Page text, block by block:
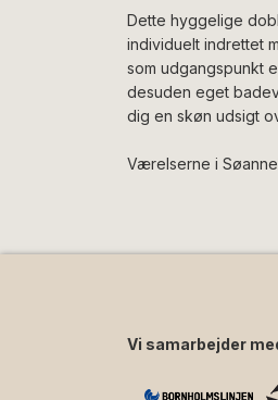
Dette hyggelige
individuelt indrettet
som udgangspunkt
desuden eget
dig en skøn udsigt
Værelserne i
Vi samarbejder